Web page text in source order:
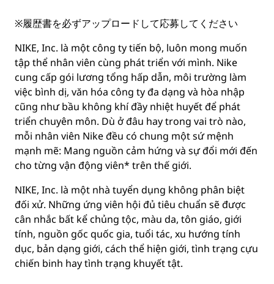
※履歴書を必ずアップロードして応募してください
NIKE, Inc. là một công ty tiến bộ, luôn mong muốn
tập thể nhân viên cùng phát triển với mình. Nike
cung cấp gói lương tổng hấp dẫn, môi trường làm
việc bình dị, văn hóa công ty đa dạng và hòa nhập
cũng như bầu không khí đầy nhiệt huyết để phát
triển chuyên môn. Dù ở đâu hay trong vai trò nào,
mỗi nhân viên Nike đều có chung một sứ mệnh
mạnh mẽ: Mang nguồn cảm hứng và sự đổi mới đến
cho từng vận động viên* trên thế giới.
NIKE, Inc. là một nhà tuyển dụng không phân biệt
đối xử. Những ứng viên hội đủ tiêu chuẩn sẽ được
cân nhắc bất kể chủng tộc, màu da, tôn giáo, giới
tính, nguồn gốc quốc gia, tuổi tác, xu hướng tính
dục, bản dạng giới, cách thể hiện giới, tình trạng cựu
chiến binh hay tình trạng khuyết tật.